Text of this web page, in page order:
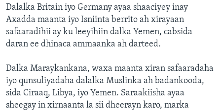
Dalalka Britain iyo Germany ayaa shaaciyey inay
Axadda maanta iyo Isniinta berrito ah xirayaan
safaaradihii ay ku leeyihiin dalka Yemen, cabsida
daran ee dhinaca ammaanka ah darteed.
Dalka Maraykankana, waxa maanta xiran safaaradaha
iyo qunsuliyadaha dalalka Muslinka ah badankooda,
sida Ciraaq, Libya, iyo Yemen. Saraakiisha ayaa
sheegay in xirnaanta la sii dheerayn karo, marka